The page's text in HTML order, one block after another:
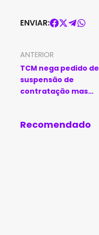
ENVIAR:
ANTERIOR
TCM nega pedido de
suspensão de
contratação mas
Recomendado